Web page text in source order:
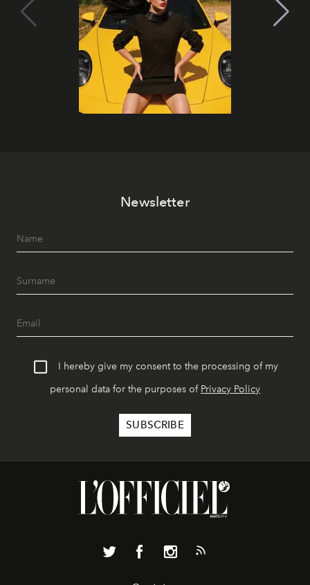
Newsletter
I hereby give my consent to the processing of my
personal data for the purposes of Privacy Policy